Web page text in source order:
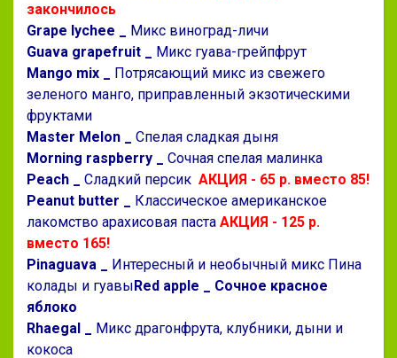
закончилось
Grape lychee _ Микс виноград-личи
Guava grapefruit _ Микс гуава-грейпфрут
Mango mix _ Потрясающий микс из свежего
зеленого манго, приправленный экзотическими
фруктами
Master Melon _ Спелая сладкая дыня
Morning raspberry _ Сочная спелая малинка
Peach _ Сладкий персик АКЦИЯ - 65 р. вместо 85!
Peanut butter _ Классическое американское
лакомство арахисовая паста АКЦИЯ - 125 р.
вместо 165!
Pinaguava _ Интересный и необычный микс Пина
колады и гуавыRed apple _ Сочное красное
яблоко
Rhaegal _ Микс драгонфрута, клубники, дыни и
кокоса